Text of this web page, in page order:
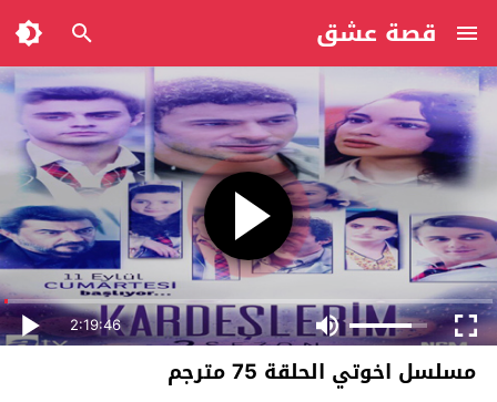
قصة عشق
2:19:46
مسلسل اخوتي الحلقة 75 مترجم